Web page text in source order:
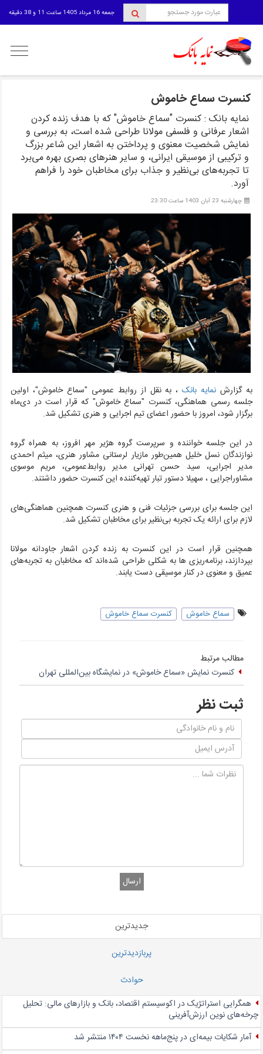
جمعه 16 مرداد 1405 ساعت 11 و 38 دقیقه
منوی
کنسرت سماع خاموش
نمایه بانک : کنسرت "سماع خاموش" که با هدف زنده کردن
اشعار عرفانی و فلسفی مولانا طراحی شده است، به بررسی و
نمایش شخصیت معنوی و پرداختن به اشعار این شاعر بزرگ
و ترکیبی از موسیقی ایرانی، و سایر هنرهای بصری بهره می‌برد
تا تجربه‌های بی‌نظیر و جذاب برای مخاطبان خود را فراهم
آورد.
چهارشنبه 23 آبان 1403 ساعت 23:30
به گزارشنمایه بانک، به نقل از روابط عمومی "سماع خاموش"، اولین
جلسه رسمی هماهنگی، کنسرت "سماع خاموش" که قرار است در دی‌ماه
برگزار شود، امروز با حضور اعضای تیم اجرایی و هنری تشکیل شد.
در این جلسه خواننده و سرپرست گروه هژیر مهر افروز، به همراه گروه
نوازندگان نسل خلیل همین‌طور مازیار لرستانی مشاور هنری، میثم احمدی
مدیر اجرایی، سید حسن تهرانی مدیر روابط‌عمومی، مریم موسوی
مشاوراجرایی ، سهیلا دستور تبار تهیه‌کننده این کنسرت حضور داشتند.
این جلسه برای بررسی جزئیات فنی و هنری کنسرت همچنین هماهنگی‌های
لازم برای ارائه یک تجربه بی‌نظیر برای مخاطبان تشکیل شد.
همچنین قرار است در این کنسرت به زنده کردن اشعار جاودانه مولانا
بپردازند، برنامه‌ریزی ها به شکلی طراحی شده‌اند که مخاطبان به تجربه‌های
عمیق و معنوی در کنار موسیقی دست یابند.
سماع خاموش کنسرت سماع خاموش
مطالب مرتبط
کنسرت نمایش «سماع خاموش» در نمایشگاه بین‌المللی تهران
ثبت نظر
ارسال
جدیدترین
پربازدیدترین
حوادث
همگرایی استراتژیک در اکوسیستم اقتصاد، بانک و بازارهای مالی: تحلیل
چرخه‌های نوین ارزش‌آفرینی
آمار شکایات بیمه‌ای در پنج‌‌ماهه نخست ۱۴۰۴ منتشر شد